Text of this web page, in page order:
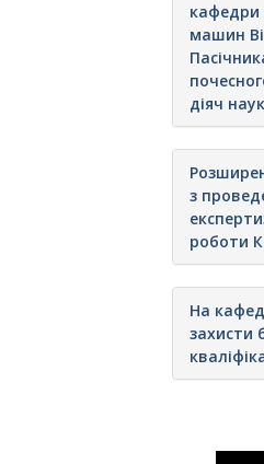
кафедри
машин
діяч
з
роботи
На
захисти